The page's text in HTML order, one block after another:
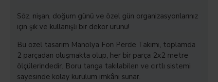
Söz, nişan, doğum günü ve özel gün organizasyonlarınız
için şık ve kullanışlı bir dekor ürünü!
Bu özel tasarım Manolya Fon Perde Takımı, toplamda
2 parçadan oluşmakta olup, her bir parça 2x2 metre
ölçülerindedir. Boru tanga takılabilen ve cırtlı sistemi
sayesinde kolay kurulum imkânı sunar.